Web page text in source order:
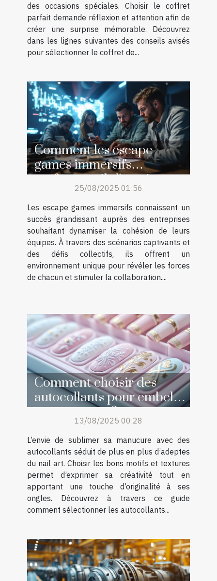
des occasions spéciales. Choisir le coffret
parfait demande réflexion et attention afin de
créer une surprise mémorable. Découvrez
dans les lignes suivantes des conseils avisés
pour sélectionner le coffret de...
Comment les escape
games immersifs
renforcent-ils l'esprit
d'équipe ?25/08/2025 01:56
Les escape games immersifs connaissent un
succès grandissant auprès des entreprises
souhaitant dynamiser la cohésion de leurs
équipes. À travers des scénarios captivants et
des défis collectifs, ils offrent un
environnement unique pour révéler les forces
de chacun et stimuler la collaboration....
Comment choisir des
autocollants pour embellir
sa manucure ?
13/08/2025 00:28
L’envie de sublimer sa manucure avec des
autocollants séduit de plus en plus d’adeptes
du nail art. Choisir les bons motifs et textures
permet d’exprimer sa créativité tout en
apportant une touche d’originalité à ses
ongles. Découvrez à travers ce guide
comment sélectionner les autocollants...